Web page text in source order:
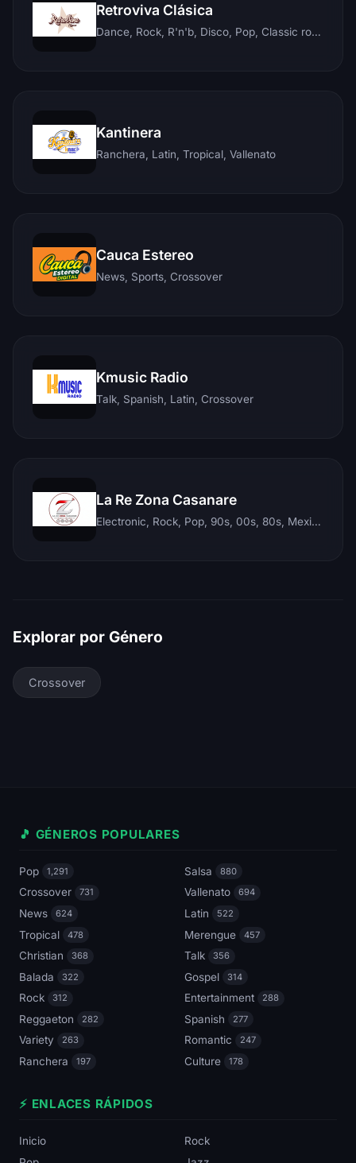
Retroviva Clásica
Dance, Rock, R'n'b, Disco, Pop, Classic rock, Techno, Reggae
Kantinera
Ranchera, Latin, Tropical, Vallenato
Cauca Estereo
News, Sports, Crossover
Kmusic Radio
Talk, Spanish, Latin, Crossover
La Re Zona Casanare
Electronic, Rock, Pop, 90s, 00s, 80s, Mexican, Ranchera, Reggaeton, Instrumental, Salsa, Merengue, Tropical, Romantic, Vallenato, Llanera
Explorar por Género
Crossover
🎵 GÉNEROS POPULARES
Pop 1,291 Salsa 880
Crossover 731 Vallenato 694
News 624 Latin 522
Tropical 478 Merengue 457
Christian 368 Talk 356
Balada 322 Gospel 314
Rock 312 Entertainment 288
Reggaeton 282 Spanish 277
Variety 263 Romantic 247
Ranchera 197 Culture 178
⚡ ENLACES RÁPIDOS
Inicio
Rock